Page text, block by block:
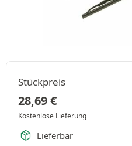
Stückpreis
28,69€
Kostenlose Lieferung
Lieferbar